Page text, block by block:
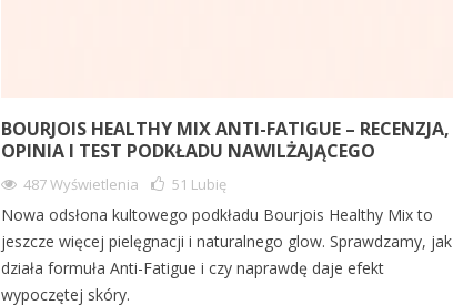
BOURJOIS HEALTHY MIX ANTI-FATIGUE – RECENZJA,
OPINIA I TEST PODKŁADU NAWILŻAJĄCEGO
487 Wyświetlenia 51 Lubię
Nowa odsłona kultowego podkładu Bourjois Healthy Mix to
jeszcze więcej pielęgnacji i naturalnego glow. Sprawdzamy, jak
działa formuła Anti-Fatigue i czy naprawdę daje efekt
wypoczętej skóry.